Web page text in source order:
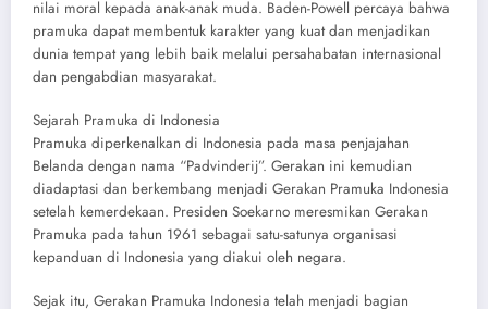
nilai moral kepada anak-anak muda. Baden-Powell percaya bahwa
pramuka dapat membentuk karakter yang kuat dan menjadikan
dunia tempat yang lebih baik melalui persahabatan internasional
dan pengabdian masyarakat.
Sejarah Pramuka di Indonesia
Pramuka diperkenalkan di Indonesia pada masa penjajahan
Belanda dengan nama “Padvinderij”. Gerakan ini kemudian
diadaptasi dan berkembang menjadi Gerakan Pramuka Indonesia
setelah kemerdekaan. Presiden Soekarno meresmikan Gerakan
Pramuka pada tahun 1961 sebagai satu-satunya organisasi
kepanduan di Indonesia yang diakui oleh negara.
Sejak itu, Gerakan Pramuka Indonesia telah menjadi bagian